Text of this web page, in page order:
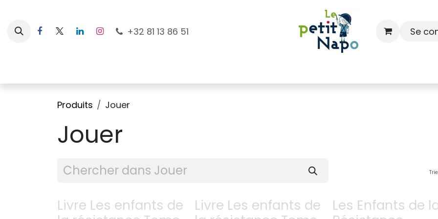
+32 81 13 86 51 Se
Produits Jouer
Jouer
Livre Les enfants de
Livre Les enfants de
Les Enfants de